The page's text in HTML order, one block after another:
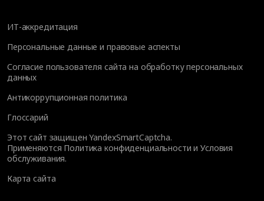
ИТ-аккредитация
Персональные данные и правовые аспекты
Согласие пользователя сайта на обработку персональных
данных
Антикоррупционная политика
Глоссарий
Этот сайт защищен YandexSmartCaptcha.
Применяются Политика конфиденциальности иУсловия
обслуживания.
Карта сайта